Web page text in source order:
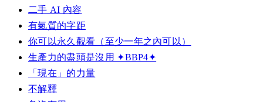
二手 AI 內容
有氣質的字距
你可以永久觀看（至少一年之內可以）
生產力的盡頭是沒用 ✦BBP4✦
「現在」的力量
不解釋